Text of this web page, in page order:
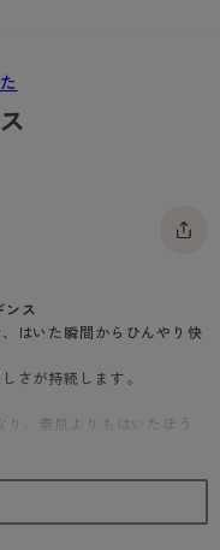
ンス
はいた瞬間からひんやり快
さが持続します。
、素肌よりもはいたほう
はぴったりのひんやりアイ